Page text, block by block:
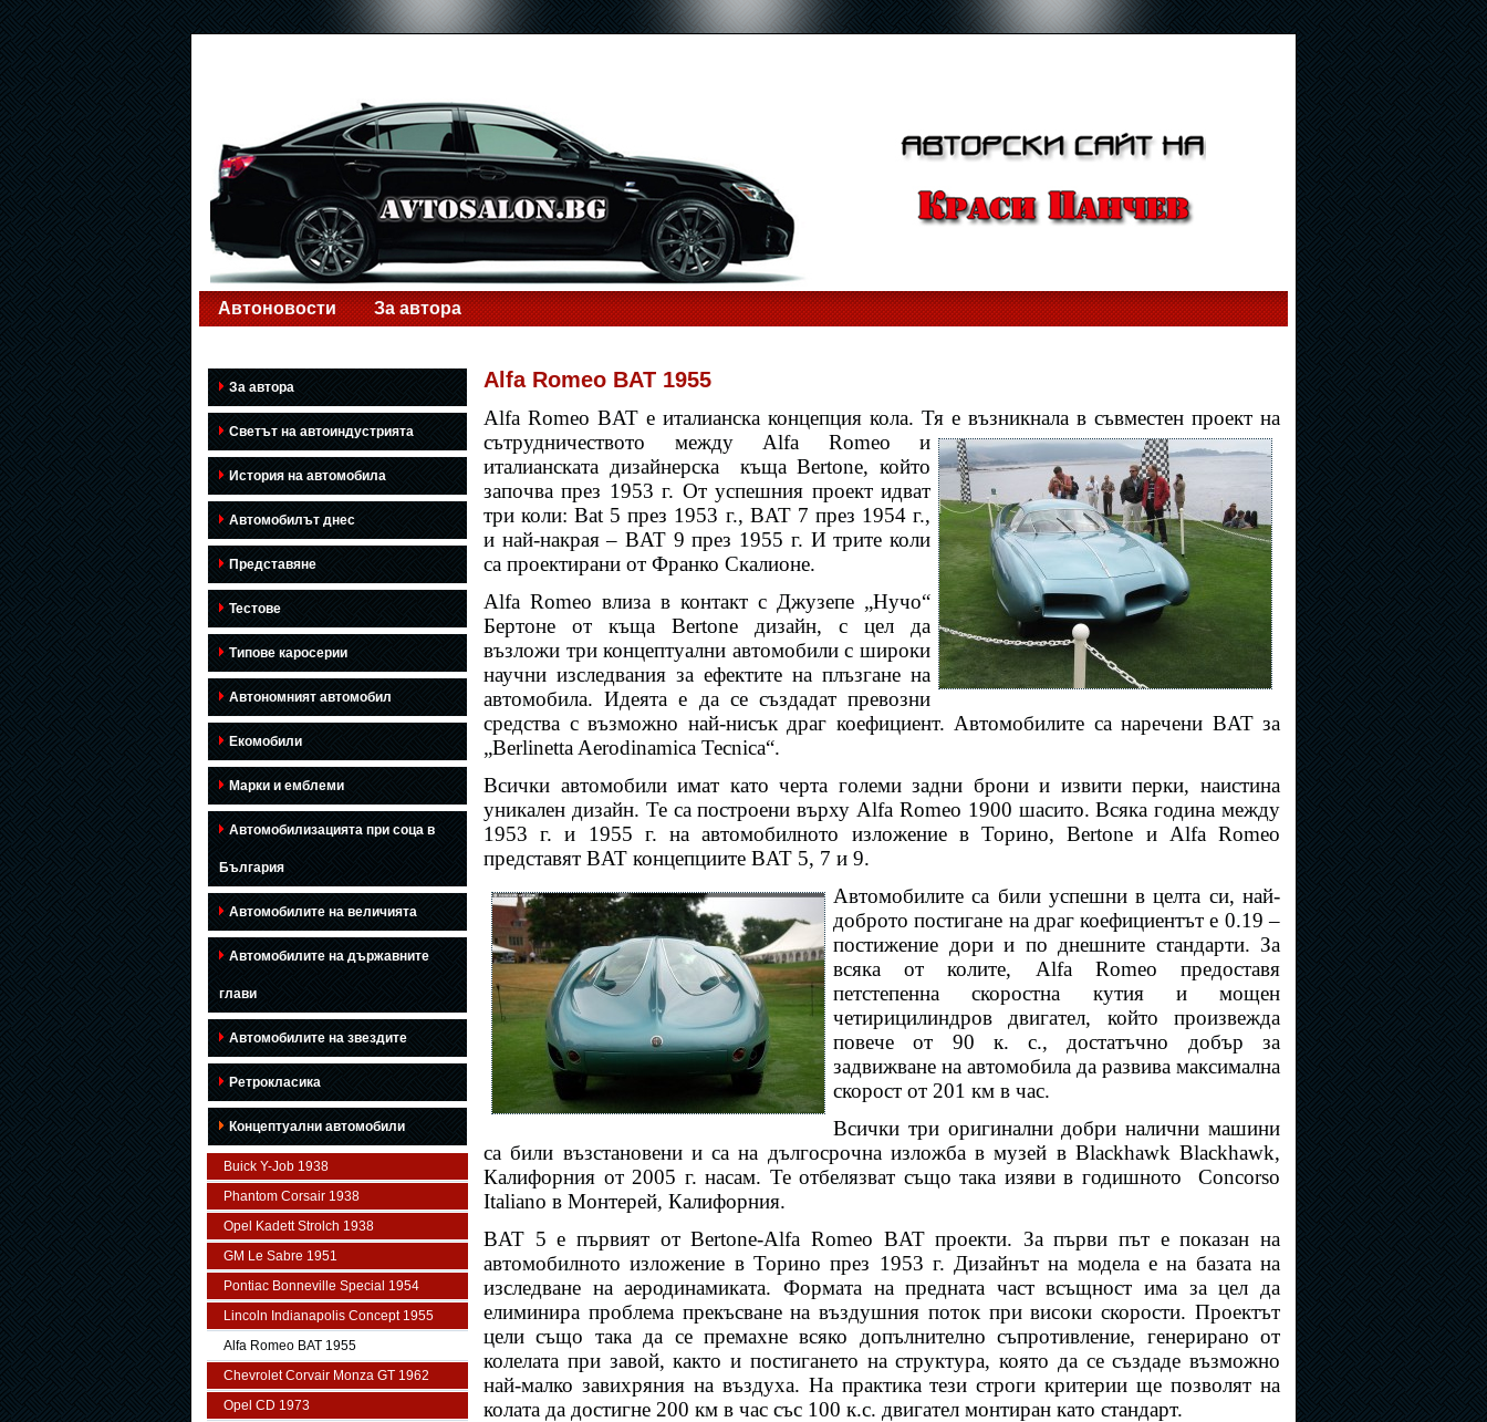
Автоновости За автора
За автора
Светът на автоиндустрията
История на автомобила
Автомобилът днес
Представяне
Тестове
Типове каросерии
Автономният автомобил
Екомобили
Марки и емблеми
Автомобилизацията при соца в
България
Автомобилите на величията
Автомобилите на държавните
глави
Автомобилите на звездите
Ретрокласика
Концептуални автомобили
Buick Y-Job 1938
Phantom Corsair 1938
Opel Kadett Strolch 1938
GM Le Sabre 1951
Pontiac Bonneville Special 1954
Lincoln Indianapolis Concept 1955
Alfa Romeo BAT 1955
Chevrolet Corvair Monza GT 1962
Opel CD 1973
Alfa Romeo BAT 1955
Alfa Romeo BAT е италианска концепция кола. Тя е възникнала в съвместен проект на
сътрудничеството между Alfa Romeo и
италианската дизайнерска
къща Bertone, който
започва през 1953 г. От успешния проект идват
три коли: Bat 5 през 1953 г., BAT 7 през 1954 г.,
и най-накрая – BAT 9 през 1955 г. И трите коли
са проектирани от Франко Скалионе.
Alfa Romeo влиза в контакт с Джузепе „Нучо“
Бертоне от къща Bertone дизайн, с цел да
възложи три концептуални автомобили с широки
научни изследвания за ефектите на плъзгане на
автомобила. Идеята е да се създадат превозни
средства с възможно най-нисък драг коефициент. Автомобилите са наречени BAT за
„Berlinetta Aerodinamica Tecnica“.
Всички автомобили имат като черта големи задни брони и извити перки, наистина
уникален дизайн. Те са построени върху Alfa Romeo 1900 шасито. Всяка година между
1953 г. и 1955 г. на автомобилното изложение в Торино, Bertone и Alfa Romeo
представят BAT концепциите BAT 5, 7 и 9.
Автомобилите са били успешни в целта си, най-
доброто постигане на драг коефициентът е 0.19 –
постижение дори и по днешните стандарти. За
всяка от колите, Alfa Romeo предоставя
петстепенна скоростна кутия и мощен
четирицилиндров двигател, който произвежда
повече от 90 к. с., достатъчно добър за
задвижване на автомобила да развива максимална
скорост от 201 км в час.
Всички три оригинални добри налични машини
са били възстановени и са на дългосрочна изложба в музей в Blackhawk Blackhawk,
Калифорния от 2005 г. насам. Те отбелязват също така изяви в годишното
Concorso
Italiano в Монтерей, Калифорния.
BAT 5 е първият от Bertone-Alfa Romeo BAT проекти. За първи път е показан на
автомобилното изложение в Торино през 1953 г. Дизайнът на модела е на базата на
изследване на аеродинамиката. Формата на предната част всъщност има за цел да
елиминира проблема прекъсване на въздушния поток при високи скорости. Проектът
цели също така да се премахне всяко допълнително съпротивление, генерирано от
колелата при завой, както и постигането на структура, която да се създаде възможно
най-малко завихряния на въздуха. На практика тези строги критерии ще позволят на
колата да достигне 200 км в час със 100 к.с. двигател монтиран като стандарт.